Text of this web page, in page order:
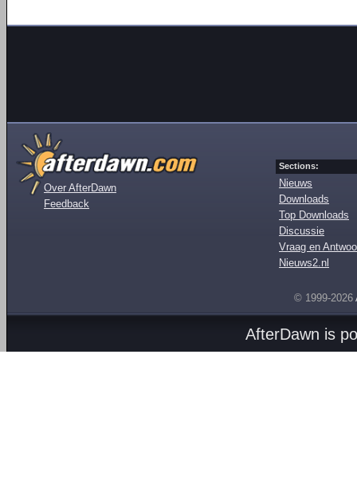
Over AfterDawn
Feedback
Sections:
Nieuws
Downloads
Top Downloads
Discussie
Vraag en
Nieuws2.nl
© 1999-2026
AfterDawn is